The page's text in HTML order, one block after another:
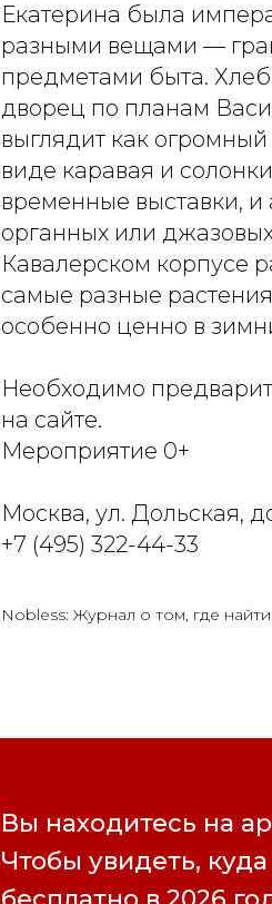
Екатерина была
разными вещами —
предметами быта.
дворец по планам
выглядит как
виде каравая и
временные выставки, и
органных или
Кавалерском корпусе
самые разные
особенно ценно в
Необходимо
на сайте.
Мероприятие 0+
Москва, ул. Дольская,
+7 (495) 322-44-33
Nobless: Журнал о том, где
Вы находитесь на
Чтобы увидеть,